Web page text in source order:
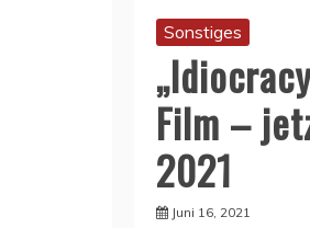
Sonstiges
Film –
2021
Juni 16, 2021